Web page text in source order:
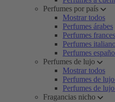
Perfumes por país
Mostrar todos
Perfumes árabes
Perfumes
Perfumes
Perfumes
Perfumes de lujo
Mostrar todos
Perfumes de
Perfumes de
Fragancias nicho